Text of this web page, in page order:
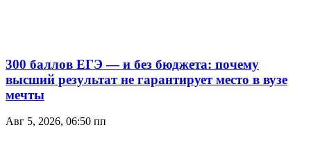
300 баллов ЕГЭ — и без бюджета: почему
высший результат не гарантирует место в вузе
мечты
Авг 5, 2026, 06:50 пп